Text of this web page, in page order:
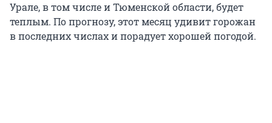
Урале, в том числе и Тюменской области, будет
теплым. По прогнозу, этот месяц удивит горожан
в последних числах и порадует хорошей погодой.